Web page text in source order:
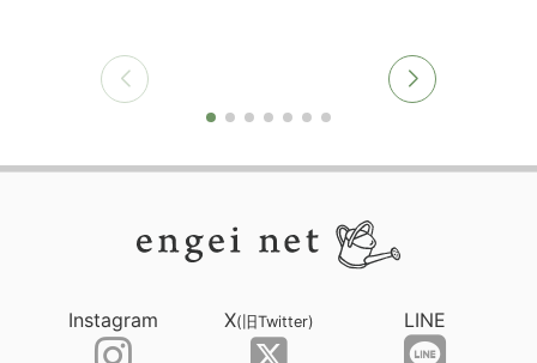
Instagram X(旧Twitter) LINE